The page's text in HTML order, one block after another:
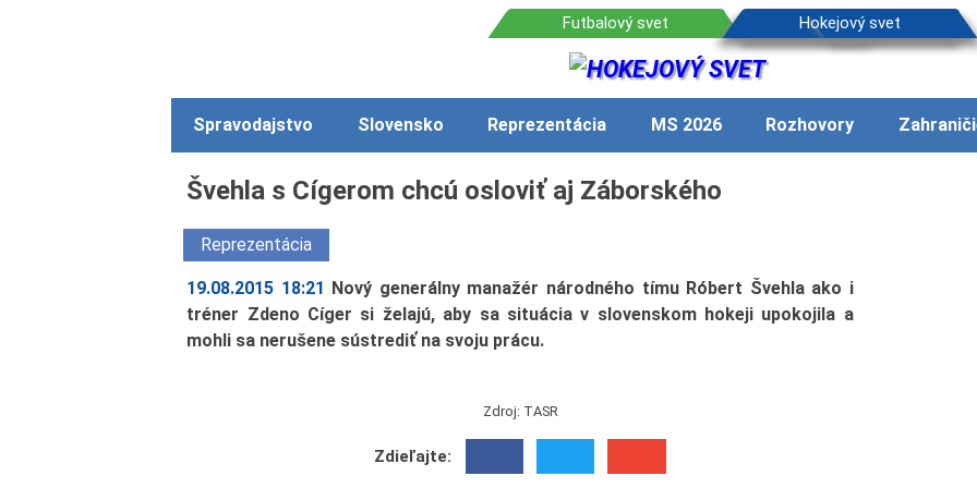
Spravodajstvo Slovensko Reprezentácia MS 2026 Rozhovory
Švehla s Cígerom chcú osloviť aj Záborského
Reprezentácia
19.08.2015 18:21 Nový generálny manažér národného tímu Róbert Švehla ako i
tréner Zdeno Cíger si želajú, aby sa situácia v slovenskom hokeji upokojila a
mohli sa nerušene sústrediť na svoju prácu.
Zdroj: TASR
Zdieľajte: